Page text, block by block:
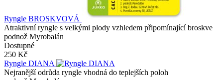
Ryngle BROSKVOVÁ
Atraktivní ryngle s velkými plody vzhledem připomínající broskve
podnož Myrobalán
Dostupné
250 Kč
Ryngle DIANA
Nejranější odrůda ryngle vhodná do teplejších poloh